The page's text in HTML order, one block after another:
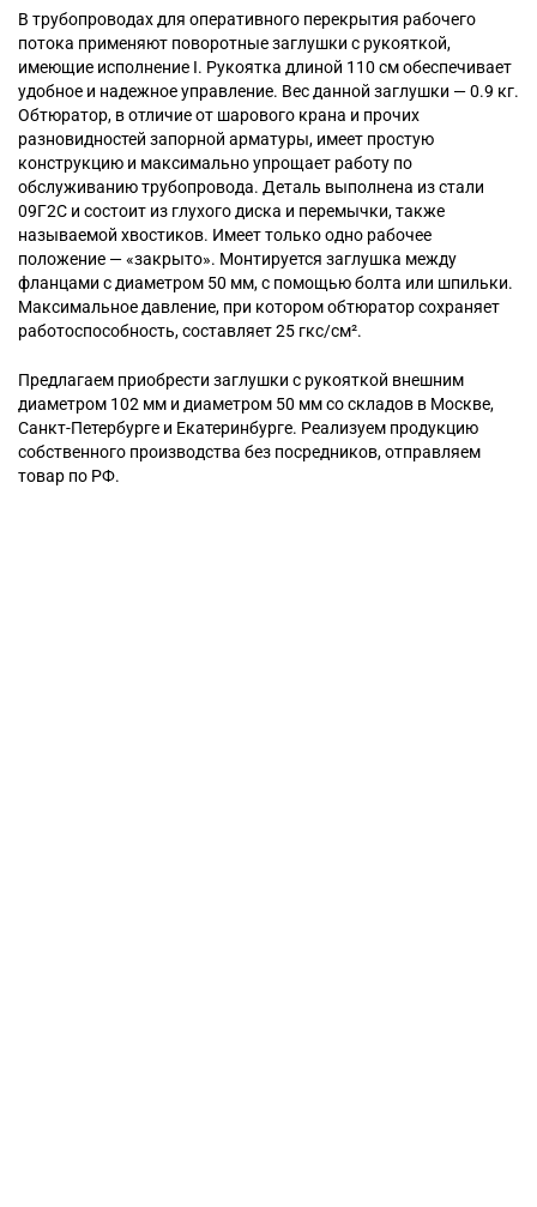
В трубопроводах для оперативного перекрытия рабочего
потока применяют поворотные заглушки с рукояткой,
имеющие исполнение I. Рукоятка длиной 110 см обеспечивает
удобное и надежное управление. Вес данной заглушки — 0.9 кг.
Обтюратор, в отличие от шарового крана и прочих
разновидностей запорной арматуры, имеет простую
конструкцию и максимально упрощает работу по
обслуживанию трубопровода. Деталь выполнена из стали
09Г2С и состоит из глухого диска и перемычки, также
называемой хвостиков. Имеет только одно рабочее
положение — «закрыто». Монтируется заглушка между
фланцами с диаметром 50 мм, с помощью болта или шпильки.
Максимальное давление, при котором обтюратор сохраняет
работоспособность, составляет 25 гкс/см².
Предлагаем приобрести заглушки с рукояткой внешним
диаметром 102 мм и диаметром 50 мм со складов в Москве,
Санкт-Петербурге и Екатеринбурге. Реализуем продукцию
собственного производства без посредников, отправляем
товар по РФ.